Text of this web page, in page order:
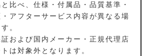
と比べ、仕様・付属品・品質基準・
・アフターサービス内容が異なる場
。
証および国内メーカー・正規代理店
は対象外となります。